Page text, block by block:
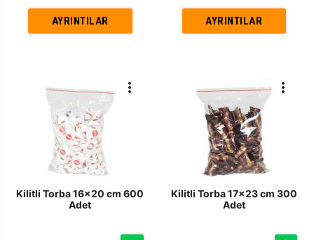
AYRINTILAR AYRINTILAR
Kilitli Torba 16x20 cm 600
Adet
Kilitli Torba 17x23 cm 300
Adet